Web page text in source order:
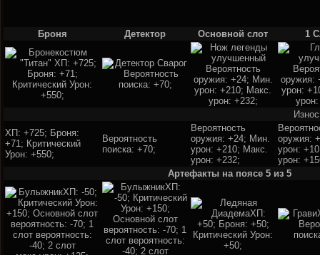
Броня Детектор Основной слот 1
ХП: +725; Броня:
+71; Критический
Урон: +550;
Вероятность
поиска: +70;
Вероятность
оружия: +24; Мин.
урон: +210; Макс.
урон: +232;
оружия:
урон:
урон:
Артефакты на поясе 5 из 5